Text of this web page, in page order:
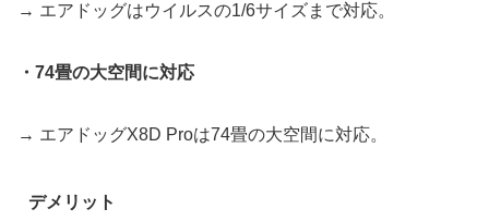
→ エアドッグはウイルスの1/6サイズまで対応。
・74畳の大空間に対応
→ エアドッグX8D Proは74畳の大空間に対応。
デメリット